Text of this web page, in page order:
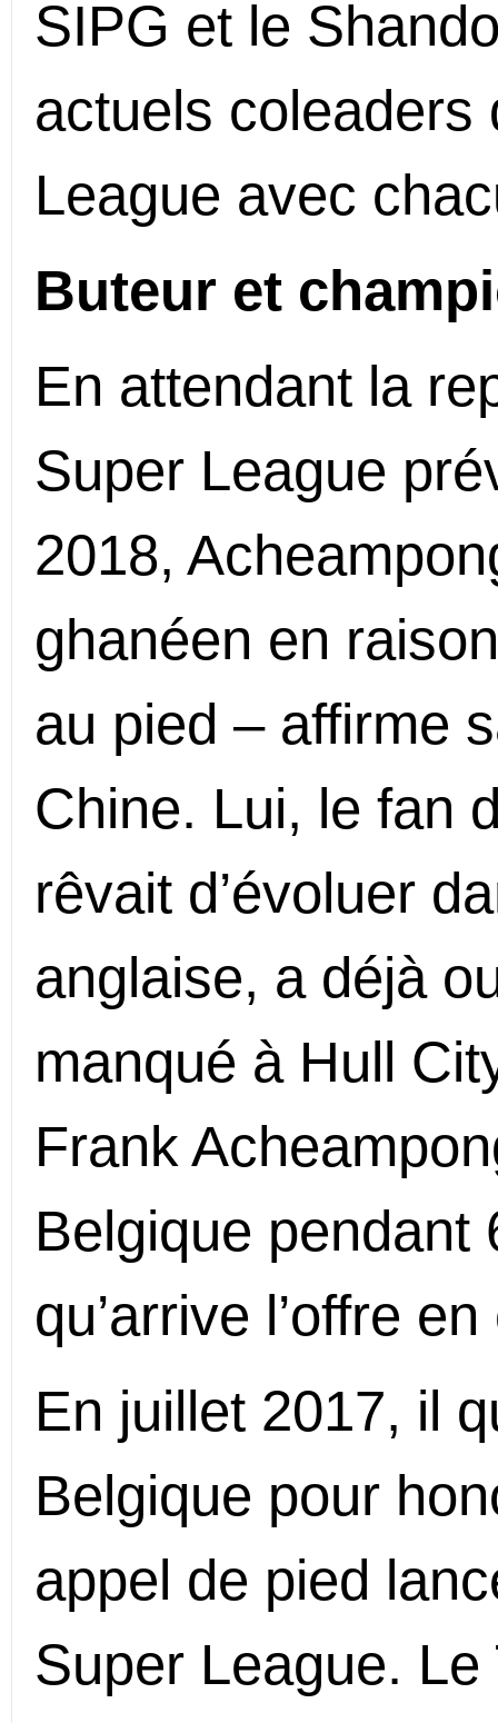
SIPG et le
actuels coleaders
League avec
Buteur et
En attendant la
Super League
2018,
ghanéen en
au pied – affirme
Chine. Lui, le fan
rêvait d’évoluer
anglaise, a déjà
manqué à Hull
Frank
Belgique pendant
qu’arrive l’offre
En juillet 2017, il
Belgique pour
appel de pied
Super League.